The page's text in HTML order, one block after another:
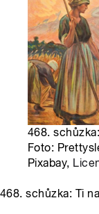
468.
Foto:
Pixabay,
468. schůzka: Ti